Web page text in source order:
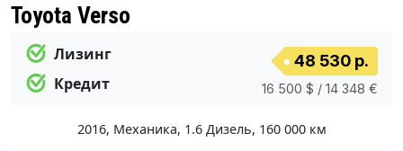
Toyota Verso
Лизинг
Кредит
48 530 р.
16 500 $ / 14 348 €
2016, Механика, 1.6 Дизель, 160 000 км